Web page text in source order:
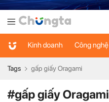
Kinh doanh Công nghệ
Tags gấp giấy Oragami
#gấp giấy Oragami